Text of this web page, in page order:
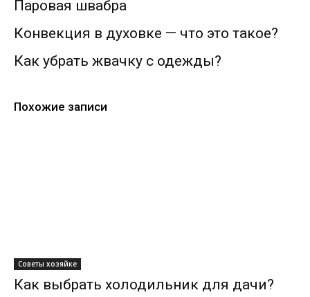
Паровая швабра
Конвекция в духовке — что это такое?
Как убрать жвачку с одежды?
Похожие записи
Советы хозяйке
Как выбрать холодильник для дачи?